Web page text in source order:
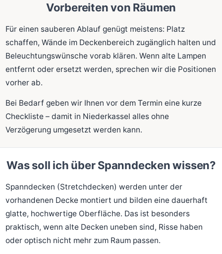
Vorbereiten von Räumen
Für einen sauberen Ablauf genügt meistens: Platz
schaffen, Wände im Deckenbereich zugänglich halten und
Beleuchtungswünsche vorab klären. Wenn alte Lampen
entfernt oder ersetzt werden, sprechen wir die Positionen
vorher ab.
Bei Bedarf geben wir Ihnen vor dem Termin eine kurze
Checkliste – damit in Niederkassel alles ohne
Verzögerung umgesetzt werden kann.
Was soll ich über Spanndecken wissen?
Spanndecken (Stretchdecken) werden unter der
vorhandenen Decke montiert und bilden eine dauerhaft
glatte, hochwertige Oberfläche. Das ist besonders
praktisch, wenn alte Decken uneben sind, Risse haben
oder optisch nicht mehr zum Raum passen.